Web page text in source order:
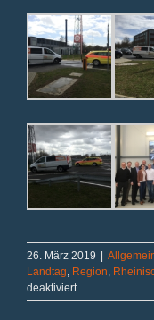
26. März 2019 |
Landtag Region
deaktiviertfür
Vorbildlich: